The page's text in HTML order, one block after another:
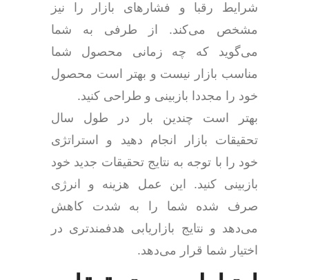
شرایط رقبا و فشارهای بازار را نیز
مشخص می‌کند. از طرفی به شما
می‌گوید که چه زمانی محصول شما
مناسب بازار نیست و بهتر است محصول
خود را مجددا بازبینی و طراحی کنید.
بهتر است چندین بار در طول سال
تحقیقات بازار انجام دهید و استراتژی
خود را با توجه به نتایج تحقیقات جدید خود
بازبینی کنید. این عمل هزینه و انرژی
صرف شده شما را به شدت کاهش
می‌دهد و نتایج بازاریابی هدفمندتری در
اختیار شما قرار می‌دهد.